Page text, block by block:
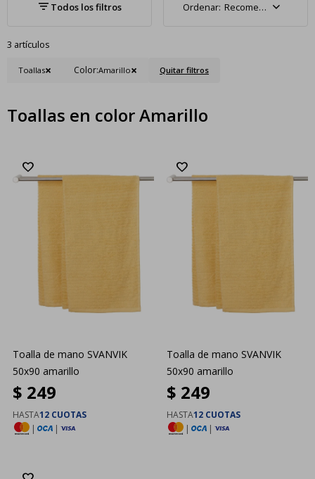
Recomendados
3 artículos
Toallas Color:Amarillo Quitar filtros
Toallas en color Amarillo
Toalla de mano SVANVIK
50x90 amarillo
$ 249
HASTA12 CUOTAS
|
|
Toalla de mano SVANVIK
50x90 amarillo
$ 249
HASTA12 CUOTAS
|
|